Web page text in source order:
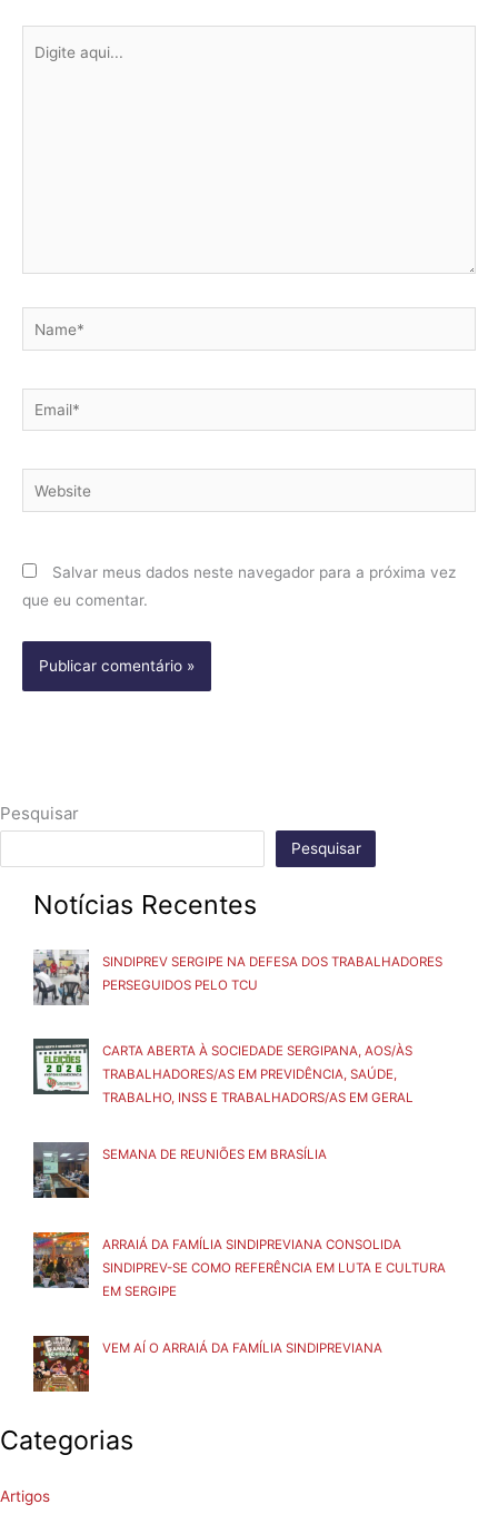
aqui...
Name*
Email*
Website
Salvar meus dados neste navegador para a próxima vez
que eu comentar.
Pesquisar
Pesquisar
Notícias Recentes
SINDIPREV SERGIPE NA DEFESA DOS TRABALHADORES
PERSEGUIDOS PELO TCU
CARTA ABERTA À SOCIEDADE SERGIPANA, AOS/ÀS
TRABALHADORES/AS EM PREVIDÊNCIA, SAÚDE,
TRABALHO, INSS E TRABALHADORS/AS EM GERAL
SEMANA DE REUNIÕES EM BRASÍLIA
ARRAIÁ DA FAMÍLIA SINDIPREVIANA CONSOLIDA
SINDIPREV-SE COMO REFERÊNCIA EM LUTA E CULTURA
EM SERGIPE
VEM AÍ O ARRAIÁ DA FAMÍLIA SINDIPREVIANA
Categorias
Artigos